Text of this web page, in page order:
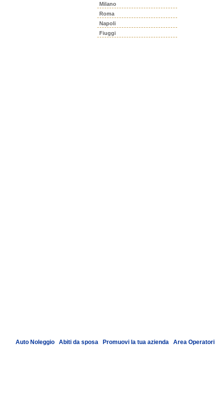
Milano
Roma
Napoli
Fiuggi
Auto Noleggio| Abiti da sposa| Promuovi la tua azienda Area Operatori